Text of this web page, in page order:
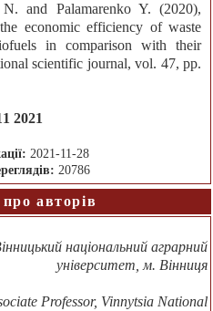
and Palamarenko Y. (2020),
economic efficiency of waste
in comparison with their
scientific journal, vol. 47, pp.
2021
2021-11-28
20786
про авторів
національний аграрний
університет, м. Вінниця
Professor, Vinnytsia National